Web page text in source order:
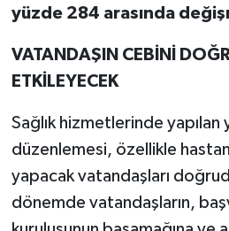
yüzde 284 arasında
VATANDAŞIN CEBİNİ
ETKİLEYECEK
Sağlık hizmetlerinde yapılan
düzenlemesi, özellikle
yapacak vatandaşları
dönemde vatandaşların,